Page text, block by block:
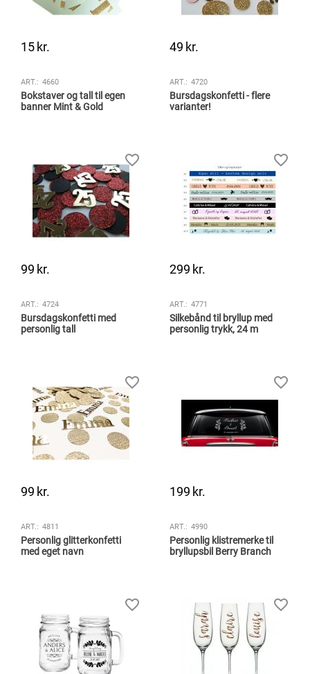
15kr.
ART.: 4660
Bokstaver og tall til egen
banner Mint & Gold
49 kr.
ART.: 4720
Bursdagskonfetti - flere
varianter!
99 kr.
ART.: 4724
Bursdagskonfetti med
personlig tall
299 kr.
ART.: 4771
Silkebånd til bryllup med
personlig trykk, 24 m
99 kr.
ART.: 4811
Personlig glitterkonfetti
med eget navn
199 kr.
ART.: 4990
Personlig klistremerke til
bryllupsbil Berry Branch